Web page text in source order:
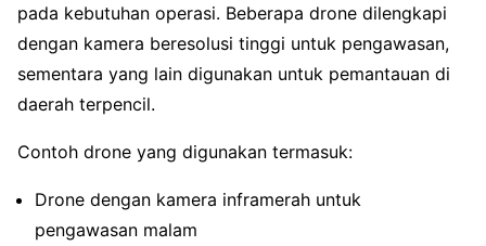
pada kebutuhan operasi. Beberapa drone dilengkapi
dengan kamera beresolusi tinggi untuk pengawasan,
sementara yang lain digunakan untuk pemantauan di
daerah terpencil.
Contoh drone yang digunakan termasuk:
Drone dengan kamera inframerah untuk
pengawasan malam